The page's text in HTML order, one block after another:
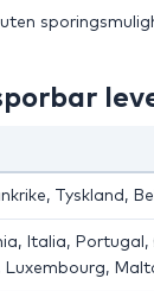
Tyskland,
Italia, Portugal,